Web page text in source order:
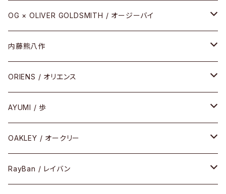
REVIVAL EDITION
HEAVY EDITION
COMBI （コンビシリーズ）
PREMIUM（プレミアムシリーズ）
PLASTIC（プラスティックシリーズ）
SIRMONT（サーモントシリーズ）
メタル
セル
コンビ
OG × OLIVER GOLDSMITH / オージーバイ
メタル
セル
コンビ
内藤熊八作
セル
メタル
コンビ
ORIENS / オリエンス
セルフレーム
メタルフレーム
その他
AYUMI / 歩
セルフレーム
OAKLEY / オークリー
メガネフレーム
RayBan / レイバン